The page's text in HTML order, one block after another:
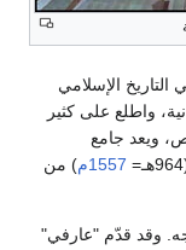
الإسلامي
واطلع على كثير
ويعد جامع
1557م
) من
وقد قدّم "عارفي"